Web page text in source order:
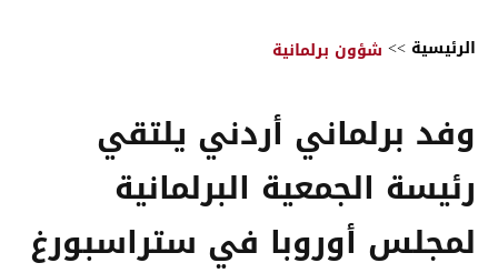
الرئيسية >> شؤون برلمانية
وفد برلماني أردني يلتقي
رئيسة الجمعية البرلمانية
لمجلس أوروبا في ستراسبورغ